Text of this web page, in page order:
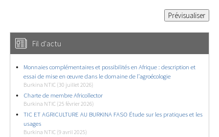
Fil d'actu
Monnaies complémentaires et possibilités en Afrique : description et
essai de mise en œuvre dans le domaine de l’agroécologie
Burkina NTIC (30 juillet 2026)
Charte de membre Africollector
Burkina NTIC (25 février 2026)
TIC ET AGRICULTURE AU BURKINA FASO Étude sur les pratiques et les
usages
Burkina NTIC (9 avril 2025)